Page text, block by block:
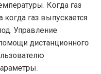
Когда газ
когда газ выпускается
Управление
дистанционного